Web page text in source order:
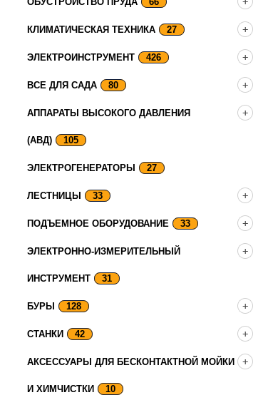
КЛИМАТИЧЕСКАЯ ТЕХНИКА 27
ЭЛЕКТРОИНСТРУМЕНТ 426
ВСЕ ДЛЯ САДА 80
АППАРАТЫ ВЫСОКОГО ДАВЛЕНИЯ
(АВД) 105
ЭЛЕКТРОГЕНЕРАТОРЫ 27
ЛЕСТНИЦЫ 33
ПОДЪЕМНОЕ ОБОРУДОВАНИЕ 33
ЭЛЕКТРОННО-ИЗМЕРИТЕЛЬНЫЙ
ИНСТРУМЕНТ 31
БУРЫ 128
СТАНКИ 42
АКСЕССУАРЫ ДЛЯ БЕСКОНТАКТНОЙ МОЙКИ
И ХИМЧИСТКИ 10